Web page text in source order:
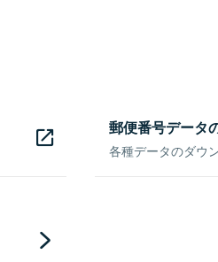
郵便番号データ
各種データのダウ